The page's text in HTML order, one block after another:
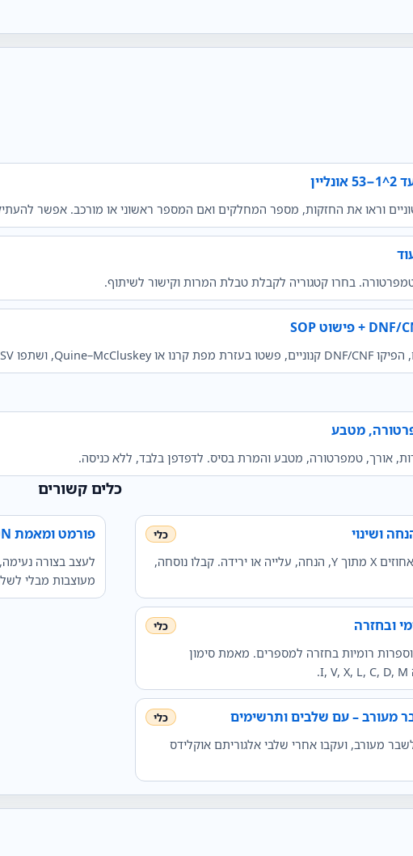
וראו את החזקות, מספר המחלקים ואם המספר ראשוני או מורכב. אפשר
בחרו קטגוריה לקבלת טבלת המרות וקישור לשיתוף.
מטבע
אורך, טמפרטורה, מטבע והמרת בסיס. לדפדפן בלבד, ללא כניסה.
ושינוי
חשבו אחוזים מסכום, X% מתוך Y, כמה אחוזים X מתוך Y, הנחה, עלייה או ירידה. קבלו נוסחה,
ובחזרה
רומיות בחזרה למספרים. מאמת סימון
מעורב – עם שלבים ותרשימים
מעורב, ועקבו אחרי שלבי אלגוריתם אוקלידס
כלים קשורים
פורמט ומאמת JSON | יפה להדפיס ולבדוק
מעוצבות מבלי